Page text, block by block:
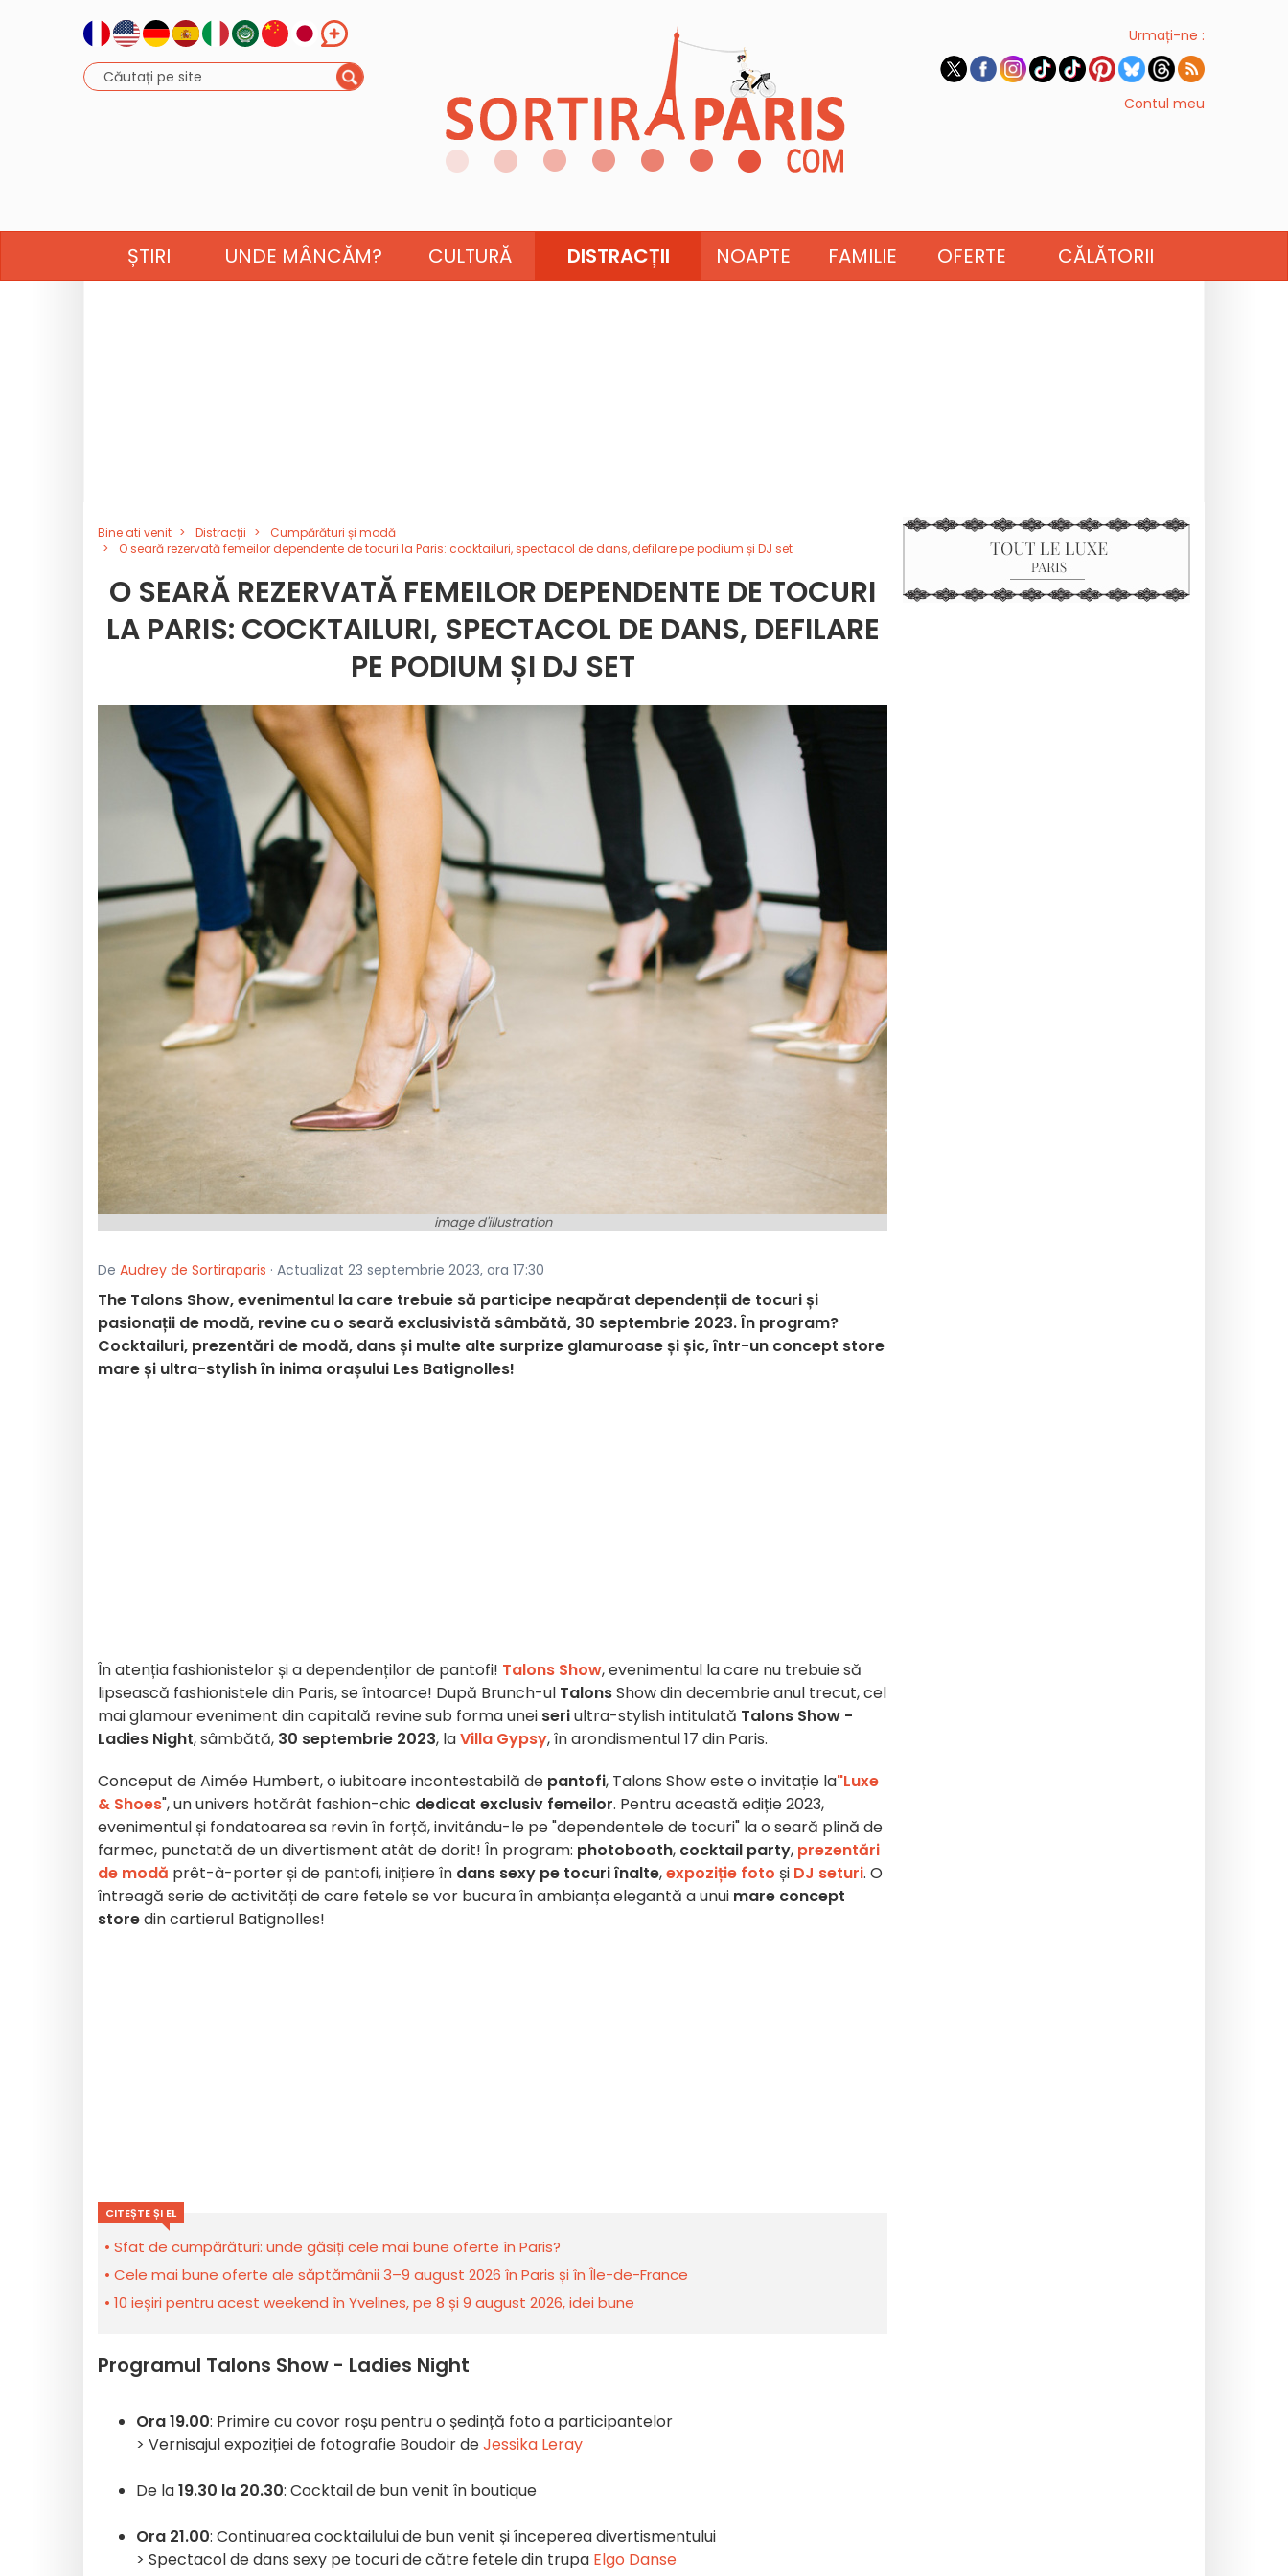
Urmați-ne :
Contul meu
ȘTIRI UNDE MÂNCĂM? CULTURĂ DISTRACȚII NOAPTE FAMILIE OFERTE CĂLĂTORII
Bine ati venit Distracții
Cumpărături și modă
O seară rezervată femeilor dependente de tocuri la Paris: cocktailuri, spectacol de dans, defilare pe podium și DJ set
O SEARĂ REZERVATĂ FEMEILOR DEPENDENTE DE TOCURI
LA PARIS: COCKTAILURI, SPECTACOL DE DANS, DEFILARE
PE PODIUM ȘI DJ SET
image d'illustration
De Audrey de Sortiraparis · Actualizat 23 septembrie 2023, ora 17:30
The Talons Show, evenimentul la care trebuie să participe neapărat dependenții de tocuri și
pasionații de modă, revine cu o seară exclusivistă sâmbătă, 30 septembrie 2023. În program?
Cocktailuri, prezentări de modă, dans și multe alte surprize glamuroase și șic, într-un concept store
mare și ultra-stylish în inima orașului Les Batignolles!
În atenția fashionistelor și a dependenților de pantofi! Talons Show, evenimentul la care nu trebuie să
lipsească fashionistele din Paris, se întoarce! După Brunch-ul TalonsShow din decembrie anul trecut, cel
mai glamour eveniment din capitală revine sub forma unei seriultra-stylish intitulată Talons Show -
Ladies Night, sâmbătă, 30 septembrie 2023, laVilla Gypsy, în arondismentul 17 din Paris.
Conceput de Aimée Humbert, o iubitoare incontestabilă de pantofi, Talons Show este o invitație la"Luxe
& Shoes", un univers hotărât fashion-chic dedicat exclusiv femeilor. Pentru această ediție 2023,
evenimentul și fondatoarea sa revin în forță, invitându-le pe "dependentele de tocuri" la o seară plină de
farmec, punctată de un divertisment atât de dorit! În program: photobooth, cocktail party, prezentări
de modă prêt-à-porter și de pantofi, inițiere în dans sexy pe tocuri înalte,expoziție foto și DJ seturi. O
întreagă serie de activități de care fetele se vor bucura în ambianța elegantă a unui mare concept
storedin cartierul Batignolles!
CITEȘTE ȘI EL
Sfat de cumpărături: unde găsiți cele mai bune oferte în Paris?
Cele mai bune oferte ale săptămânii 3–9 august 2026 în Paris și în Île-de-France
10 ieșiri pentru acest weekend în Yvelines, pe 8 și 9 august 2026, idei bune
Programul Talons Show - Ladies Night
Ora 19.00: Primire cu covor roșu pentru o ședință foto a participantelor
> Vernisajul expoziției de fotografie Boudoir deJessika Leray
De la19.30 la 20.30: Cocktail de bun venit în boutique
Ora 21.00: Continuarea cocktailului de bun venit și începerea divertismentului
> Spectacol de dans sexy pe tocuri de către fetele din trupa Elgo Danse